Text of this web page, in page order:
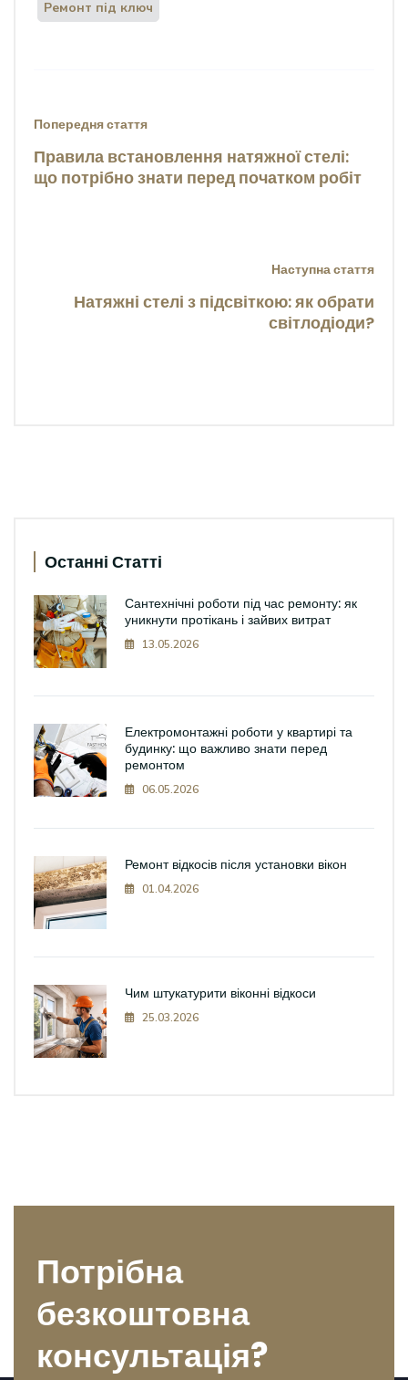
Ремонт під ключ
Попередня стаття
Правила встановлення натяжної стелі:
що потрібно знати перед початком робіт
Наступна стаття
Натяжні стелі з підсвіткою: як обрати
світлодіоди?
Останні Статті
Сантехнічні роботи під час ремонту: як
уникнути протікань і зайвих витрат
13.05.2026
Електромонтажні роботи у квартирі та
будинку: що важливо знати перед
ремонтом
06.05.2026
Ремонт відкосів після установки вікон
01.04.2026
Чим штукатурити віконні відкоси
25.03.2026
Потрібна
безкоштовна
консультація?